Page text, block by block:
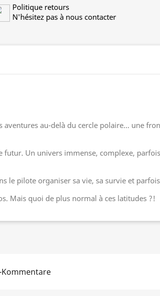
Politique retours
N'hésitez pas à nous contacter
au-delà du cercle polaire… une
futur. Un univers immense, complexe,
le pilote organiser sa vie, sa survie et
Mais quoi de plus normal à ces latitudes ?!